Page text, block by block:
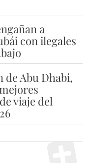
a
con ilegales
de Abu Dhabi,
viaje del